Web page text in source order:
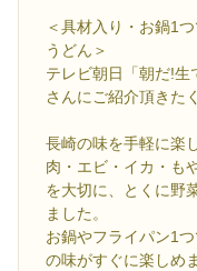
＜具材入り・お鍋1
うどん＞
テレビ朝日「朝だ!
さんにご紹介頂きた
長崎の味を手軽に楽
肉・エビ・イカ・も
を大切に、とくに野
ました。
お鍋やフライパン1
の味がすぐに楽しめ